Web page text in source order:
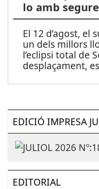
lo amb
El 12 d’agost, el
un dels millors
l’eclipsi total de
desplaçament,
EDICIÓ IMPRESA
EDITORIAL